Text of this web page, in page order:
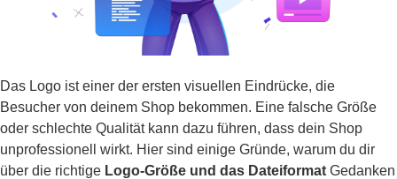
Das Logo ist einer der ersten visuellen Eindrücke, die
Besucher von deinem Shop bekommen. Eine falsche Größe
oder schlechte Qualität kann dazu führen, dass dein Shop
unprofessionell wirkt. Hier sind einige Gründe, warum du dir
über die richtige Logo-Größe und das Dateiformat Gedanken